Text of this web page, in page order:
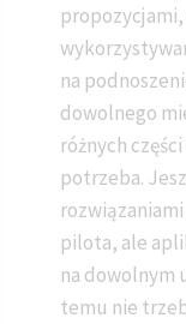
na
dowolnego
różnych
potrzeba.
pilota, ale
na dowolnym
temu nie